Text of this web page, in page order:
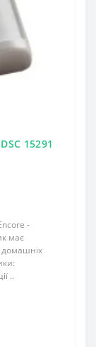
15291
-
має
домашніх
..